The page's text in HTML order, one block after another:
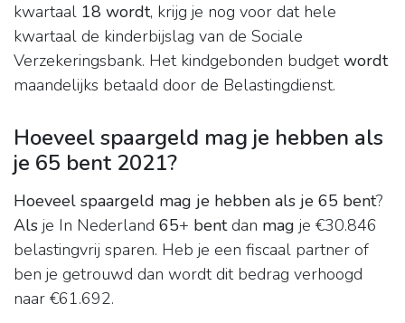
kwartaal 18 wordt, krijg je nog voor dat hele
kwartaal de kinderbijslag van de Sociale
Verzekeringsbank. Het kindgebonden budgetwordt
maandelijks betaald door de Belastingdienst.
Hoeveel spaargeld mag je hebben als
je 65 bent 2021?
Hoeveel spaargeld mag je hebben als je 65 bent?
Als je In Nederland 65+ bentdan mag je €30.846
belastingvrij sparen. Heb je een fiscaal partner of
ben je getrouwd dan wordt dit bedrag verhoogd
naar €61.692.